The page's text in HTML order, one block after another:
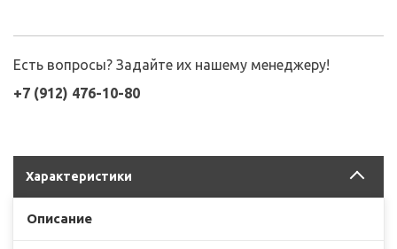
Есть вопросы? Задайте их нашему менеджеру!
+7 (912) 476-10-80
Характеристики
Описание